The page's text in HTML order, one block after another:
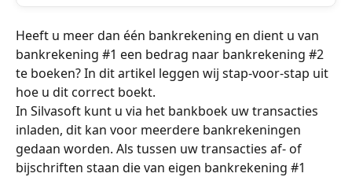
Heeft u meer dan één bankrekening en dient u van
bankrekening #1 een bedrag naar bankrekening #2
te boeken? In dit artikel leggen wij stap-voor-stap uit
hoe u dit correct boekt.
In Silvasoft kunt u via het bankboek uw transacties
inladen, dit kan voor meerdere bankrekeningen
gedaan worden. Als tussen uw transacties af- of
bijschriften staan die van eigen bankrekening #1